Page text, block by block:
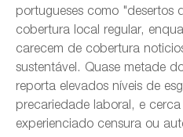
portugueses como "desertos
cobertura local regular,
carecem de cobertura
sustentável. Quase metade
reporta elevados níveis de
precariedade laboral, e
experienciado censura ou